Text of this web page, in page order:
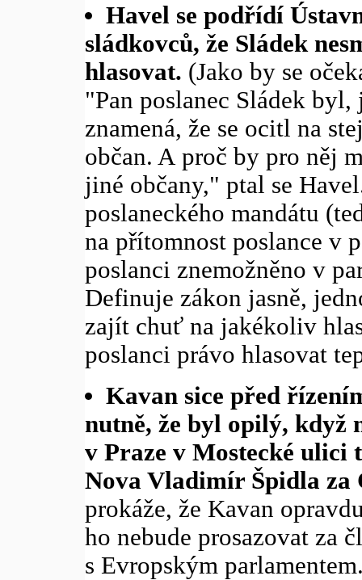
Havel se podřídí
sládkovců, že Sládek
hlasovat. (Jako by se
"Pan poslanec Sládek
znamená, že se ocitl na
občan. A proč by pro něj
jiné občany," ptal se
poslaneckého mandátu
na přítomnost poslance v
poslanci znemožněno v
Definuje zákon jasně,
zajít chuť na jakékoliv
poslanci právo hlasovat
Kavan sice před
nutně, že byl opilý, když
v Praze v Mostecké ulici
Nova Vladimír Špidla za
prokáže, že Kavan
ho nebude prosazovat za
s Evropským